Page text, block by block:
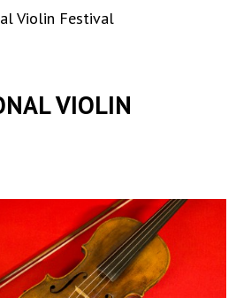
Violin Festival
VIOLIN